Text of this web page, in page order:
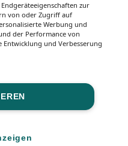
zur
von oder Zugriff auf
Werbung und
der Performance von
und Verbesserung